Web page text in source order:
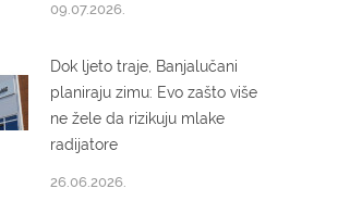
09.07.2026.
Dok ljeto traje, Banjalučani
planiraju zimu: Evo zašto više
ne žele da rizikuju mlake
radijatore
26.06.2026.